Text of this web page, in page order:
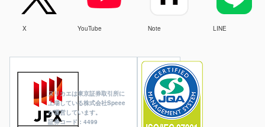
ヌリカエは東京証券取引所に
上場している株式会社Speee
が運営しています。
証券コード：4499
X YouTube Note LINE